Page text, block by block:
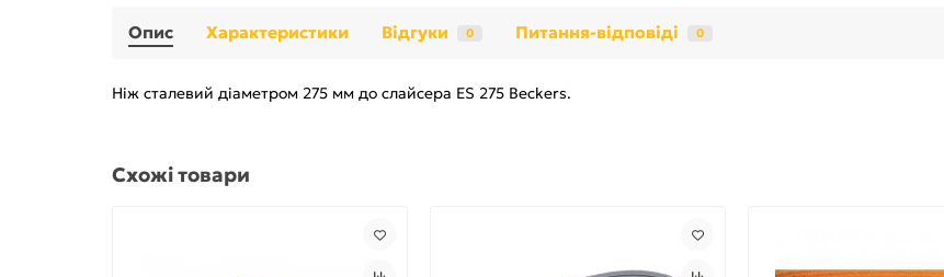
Опис Характеристики Відгуки 0 Питання-відповіді 0
Ніж сталевий діаметром 275 мм до слайсера ES 275 Beckers.
Схожі товари